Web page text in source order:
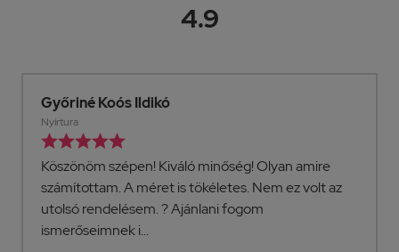
4.9
Győriné Koós Ildikó
Nyírtura

Köszönöm szépen! Kiváló minőség! Olyan amire
számítottam. A méret is tökéletes. Nem ez volt az
utolsó rendelésem. ? Ajánlani fogom
ismerőseimnek i...